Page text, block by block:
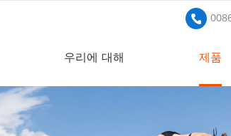
우리에 대해 제품